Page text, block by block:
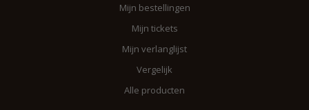
Mijn bestellingen
Mijn tickets
Mijn verlanglijst
Vergelijk
Alle producten